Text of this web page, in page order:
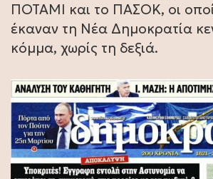
ΠΟΤΑΜΙ και το ΠΑΣΟΚ, οι
έκαναν τη Νέα Δημοκρατία
κόμμα, χωρίς τη δεξιά.